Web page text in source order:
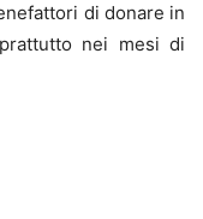
di donare in
nei mesi di